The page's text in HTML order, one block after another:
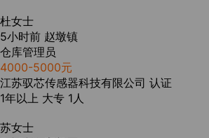
杜女士
5小时前 赵墩镇
仓库管理员
4000-5000元
江苏驭芯传感器科技有限公司 认证
1年以上 大专 1人
苏女士